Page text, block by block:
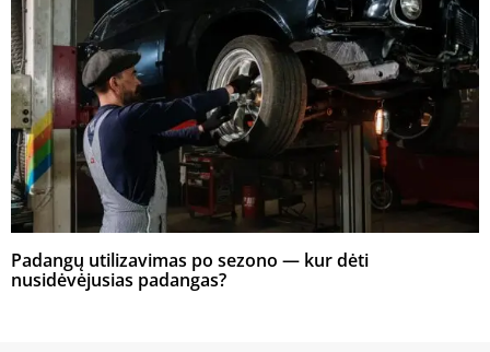
Padangų utilizavimas po sezono — kur dėti
nusidėvėjusias padangas?